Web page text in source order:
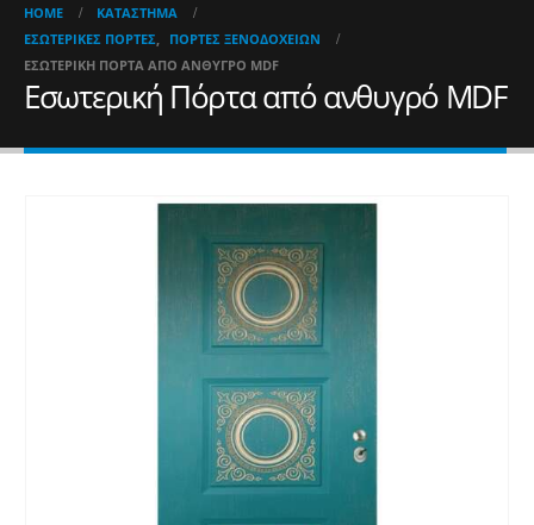
HOME
ΚΑΤΆΣΤΗΜΑ
ΕΣΩΤΕΡΙΚΈΣ ΠΌΡΤΕΣ
ΠΌΡΤΕΣ ΞΕΝΟΔΟΧΕΊΩΝ
ΕΣΩΤΕΡΙΚΉ ΠΌΡΤΑ ΑΠΌ ΑΝΘΥΓΡΌ MDF
Εσωτερική Πόρτα από ανθυγρό MDF